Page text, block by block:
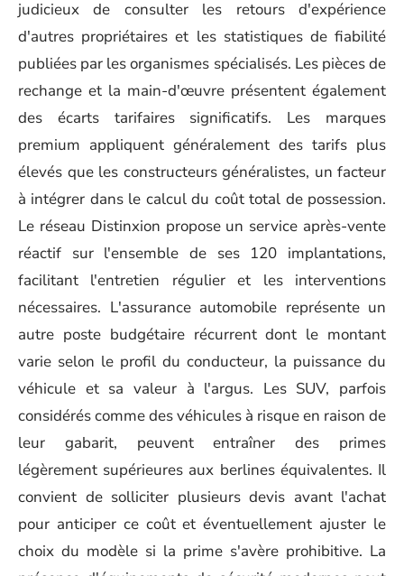
judicieux de consulter les retours d'expérience
d'autres propriétaires et les statistiques de fiabilité
publiées par les organismes spécialisés. Les pièces de
rechange et la main-d'œuvre présentent également
des écarts tarifaires significatifs. Les marques
premium appliquent généralement des tarifs plus
élevés que les constructeurs généralistes, un facteur
à intégrer dans le calcul du coût total de possession.
Le réseau Distinxion propose un service après-vente
réactif sur l'ensemble de ses 120 implantations,
facilitant l'entretien régulier et les interventions
nécessaires. L'assurance automobile représente un
autre poste budgétaire récurrent dont le montant
varie selon le profil du conducteur, la puissance du
véhicule et sa valeur à l'argus. Les SUV, parfois
considérés comme des véhicules à risque en raison de
leur gabarit, peuvent entraîner des primes
légèrement supérieures aux berlines équivalentes. Il
convient de solliciter plusieurs devis avant l'achat
pour anticiper ce coût et éventuellement ajuster le
choix du modèle si la prime s'avère prohibitive. La